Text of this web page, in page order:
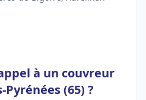
à un couvreur
(65) ?